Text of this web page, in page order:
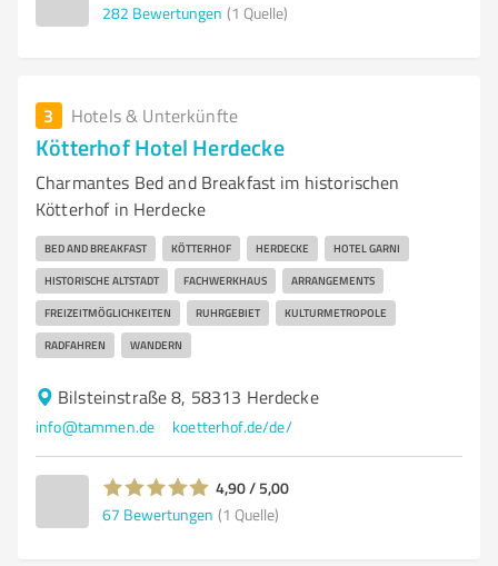
282 Bewertungen (1 Quelle)
3 Hotels & Unterkünfte
Kötterhof Hotel Herdecke
Charmantes Bed and Breakfast im historischen
Kötterhof in Herdecke
BED AND BREAKFAST KÖTTERHOF HERDECKE HOTEL GARNI
HISTORISCHE ALTSTADT FACHWERKHAUS ARRANGEMENTS
FREIZEITMÖGLICHKEITEN RUHRGEBIET KULTURMETROPOLE
RADFAHREN WANDERN
Bilsteinstraße 8, 58313 Herdecke
info@tammen.de koetterhof.de/de/
4,90 / 5,00
67 Bewertungen (1 Quelle)